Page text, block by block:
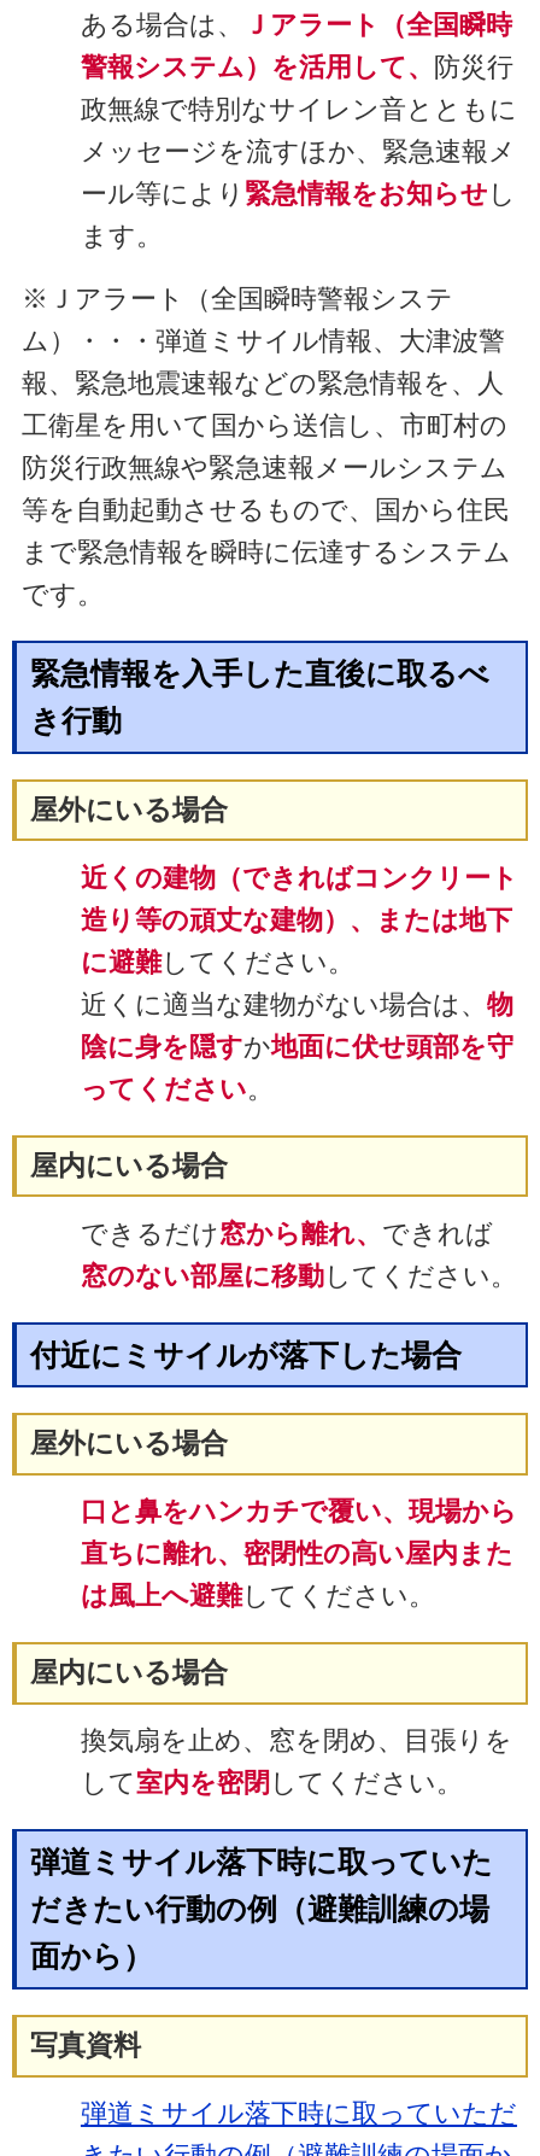
ある場合は、
Ｊアラート（全国瞬時
警報システム）を活用して、
防災行
政無線で特別なサイレン音とともに
メッセージを流すほか、緊急速報メ
ール等により 緊急情報をお知らせ し
ます。
※Ｊアラート（全国瞬時警報システ
ム）・・・弾道ミサイル情報、大津波警
報、緊急地震速報などの緊急情報を、人
工衛星を用いて国から送信し、市町村の
防災行政無線や緊急速報メールシステム
等を自動起動させるもので、国から住民
まで緊急情報を瞬時に伝達するシステム
です。
緊急情報を入手した直後に取るべ
き行動
屋外にいる場合
近くの建物（できればコンクリート
造り等の頑丈な建物）、または地下
に避難してください。
近くに適当な建物がない場合は、 物
陰に身を隠すか地面に伏せ頭部を守
ってください。
屋内にいる場合
できるだけ窓から離れ、 できれば
窓のない部屋に移動してください。
付近にミサイルが落下した場合
屋外にいる場合
口と鼻をハンカチで覆い、現場から
直ちに離れ、密閉性の高い屋内また
は風上へ避難してください。
屋内にいる場合
換気扇を止め、窓を閉め、目張りを
して室内を密閉 してください。
弾道ミサイル落下時に取っていた
だきたい行動の例（避難訓練の場
面から）
写真資料
弾道ミサイル落下時に取っていただ